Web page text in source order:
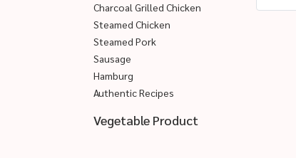
Charcoal Grilled Chicken
Steamed Chicken
Steamed Pork
Sausage
Hamburg
Authentic Recipes
Vegetable Product